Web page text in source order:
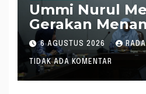
Ummi Nurul
Gerakan
Tangani Inflasi
6 AGUSTUS 2026
TIDAK ADA KOMENTAR